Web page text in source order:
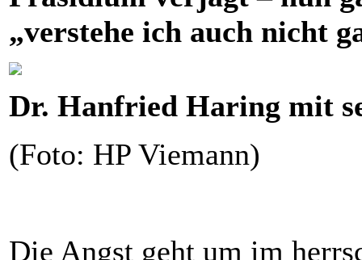
„verstehe ich auch nicht
Dr. Hanfried Haring mit
(Foto: HP Viemann)
Die Angst geht um im